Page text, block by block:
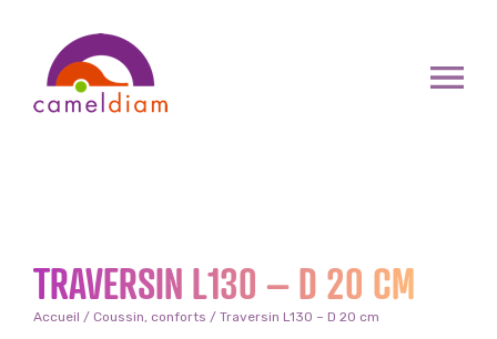
TRAVERSIN L130 – D 20 CM
Accueil / Coussin, conforts / Traversin L130 – D 20 cm